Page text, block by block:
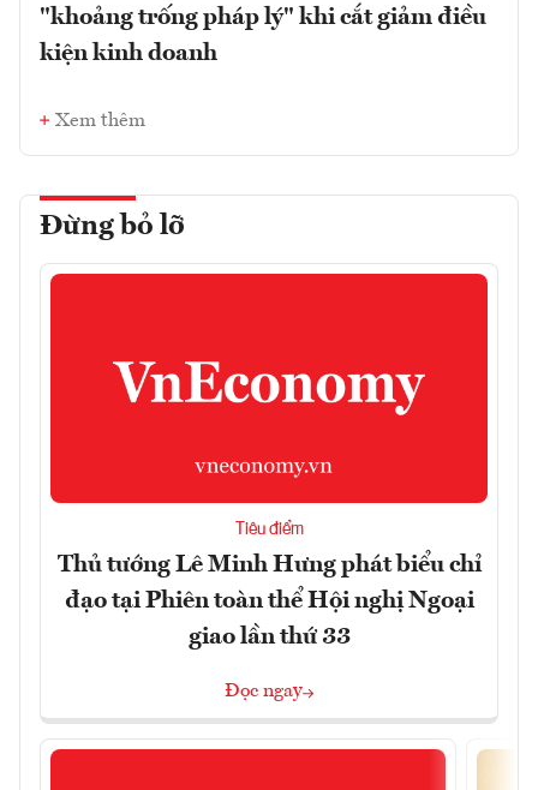
"khoảng trống pháp lý" khi cắt giảm điều
kiện kinh doanh
Xem thêm
Đừng bỏ lỡ
Tiêu điểm
Thủ tướng Lê Minh Hưng phát biểu chỉ
đạo tại Phiên toàn thể Hội nghị Ngoại
giao lần thứ 33
Đọc ngay